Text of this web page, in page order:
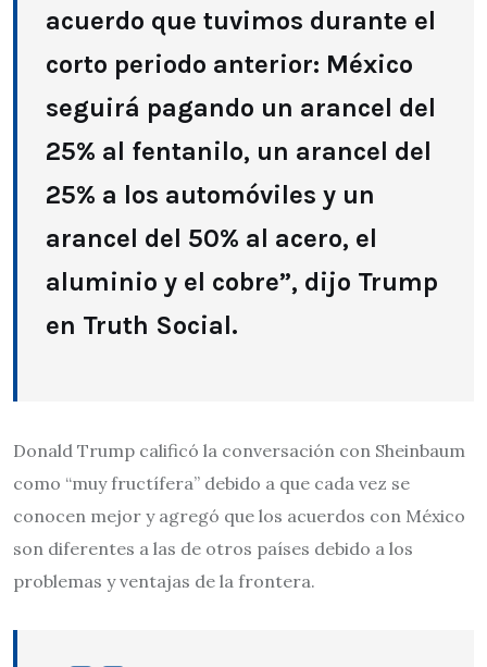
acuerdo que tuvimos durante el
corto periodo anterior: México
seguirá pagando un arancel del
25% al fentanilo, un arancel del
25% a los automóviles y un
arancel del 50% al acero, el
aluminio y el cobre”, dijo Trump
en Truth Social.
Donald Trump calificó la conversación con Sheinbaum
como “muy fructífera” debido a que cada vez se
conocen mejor y agregó que los acuerdos con México
son diferentes a las de otros países debido a los
problemas y ventajas de la frontera.